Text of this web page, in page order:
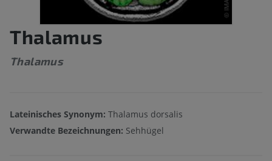
Thalamus
Thalamus
Lateinisches Synonym: Thalamus dorsalis
Verwandte Bezeichnungen: Sehhügel